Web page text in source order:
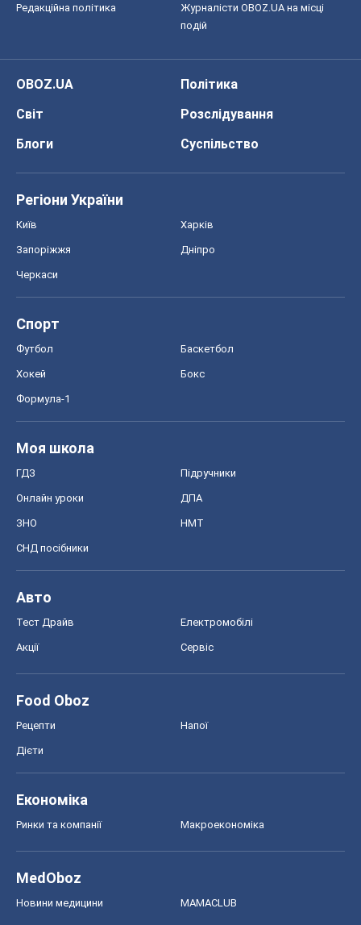
Редакційна політика
Журналісти OBOZ.UA на місці
подій
OBOZ.UA
Політика
Світ
Розслідування
Блоги
Суспільство
Регіони України
Київ Харків
Запоріжжя Дніпро
Черкаси
Спорт
Футбол Баскетбол
Хокей Бокс
Формула-1
Моя школа
ГДЗ Підручники
Онлайн уроки ДПА
ЗНО НМТ
СНД посібники
Авто
Тест Драйв Електромобілі
Акції Сервіс
Food Oboz
Рецепти Напої
Дієти
Економіка
Ринки та компанії Макроекономіка
MedOboz
Новини медицини MAMACLUB